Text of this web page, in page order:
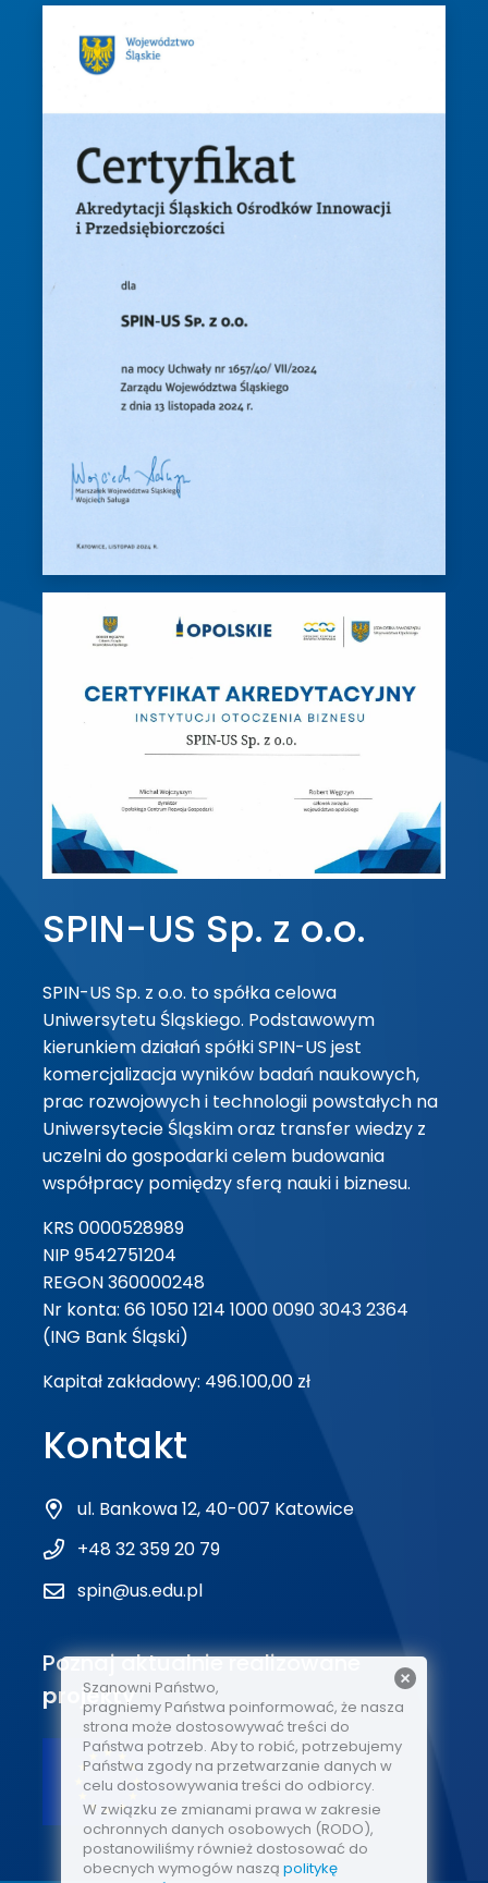
SPIN-US Sp. z o.o.
SPIN-US Sp. z o.o. to spółka celowa
Uniwersytetu Śląskiego. Podstawowym
kierunkiem działań spółki SPIN-US jest
komercjalizacja wyników badań naukowych,
prac rozwojowych i technologii powstałych na
Uniwersytecie Śląskim oraz transfer wiedzy z
uczelni do gospodarki celem budowania
współpracy pomiędzy sferą nauki i biznesu.
KRS 0000528989
NIP 9542751204
REGON 360000248
Nr konta: 66 1050 1214 1000 0090 3043 2364
(ING Bank Śląski)
Kapitał zakładowy: 496.100,00 zł
Kontakt
ul. Bankowa 12, 40-007 Katowice
+48 32 359 20 79
spin@us.edu.pl
Poznaj aktualnie realizowane
projekty
Szanowni Państwo,
pragniemy Państwa poinformować, że nasza
strona może dostosowywać treści do
Państwa potrzeb. Aby to robić, potrzebujemy
Państwa zgody na przetwarzanie danych w
celu dostosowywania treści do odbiorcy.
W związku ze zmianami prawa w zakresie
ochronnych danych osobowych (RODO),
postanowiliśmy również dostosować do
obecnych wymogów naszą politykę